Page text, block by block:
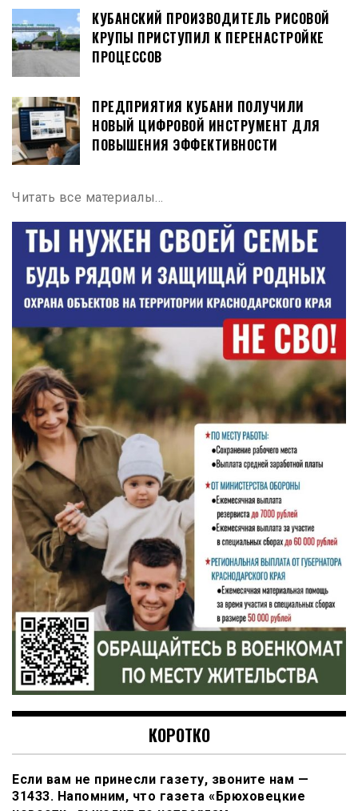
КУБАНСКИЙ ПРОИЗВОДИТЕЛЬ РИСОВОЙ
КРУПЫ ПРИСТУПИЛ К ПЕРЕНАСТРОЙКЕ
ПРОЦЕССОВ
ПРЕДПРИЯТИЯ КУБАНИ ПОЛУЧИЛИ
НОВЫЙ ЦИФРОВОЙ ИНСТРУМЕНТ ДЛЯ
ПОВЫШЕНИЯ ЭФФЕКТИВНОСТИ
Читать все материалы…
КОРОТКО
Если вам не принесли газету, звоните нам —
31433. Напомним, что газета «Брюховецкие